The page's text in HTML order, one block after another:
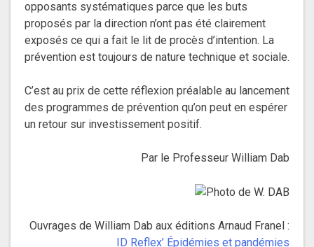
opposants systématiques parce que les buts
proposés par la direction n’ont pas été clairement
exposés ce qui a fait le lit de procès d’intention. La
prévention est toujours de nature technique et sociale.
C’est au prix de cette réflexion préalable au lancement
des programmes de prévention qu’on peut en espérer
un retour sur investissement positif.
Par le Professeur William Dab
Ouvrages de William Dab aux éditions Arnaud Franel :
ID Reflex’ Épidémies et pandémies